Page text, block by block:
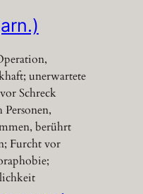
unerwartete
Schreck
berührt
Furcht vor